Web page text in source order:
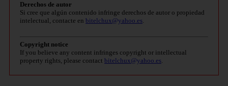
Derechos de autor
Si cree que algún contenido infringe derechos de autor o propiedad
intelectual, contacte en bitelchux@yahoo.es.
Copyright notice
If you believe any content infringes copyright or intellectual
property rights, please contact bitelchux@yahoo.es.